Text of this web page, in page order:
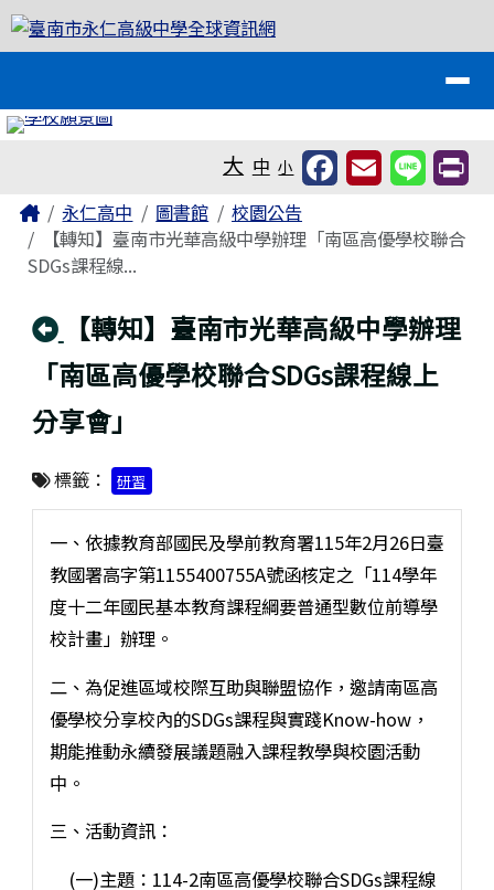
跳至主內容區
臺南市永仁高級中學全球資訊網
大 中 小
主內容區域
Home永仁高中 圖書館
校園公告
【轉知】臺南市光華高級中學辦理「南區高優學校聯合
SDGs課程線...
回上頁
【轉知】臺南市光華高級中學辦理
「南區高優學校聯合SDGs課程線上
分享會」
標籤： 研習
一、依據教育部國民及學前教育署115年2月26日臺
教國署高字第1155400755A號函核定之「114學年
度十二年國民基本教育課程綱要普通型數位前導學
校計畫」辦理。
二、為促進區域校際互助與聯盟協作，邀請南區高
優學校分享校內的SDGs課程與實踐Know-how，
期能推動永續發展議題融入課程教學與校園活動
中。
三、活動資訊：
(一)主題：114-2南區高優學校聯合SDGs課程線
頁尾區域